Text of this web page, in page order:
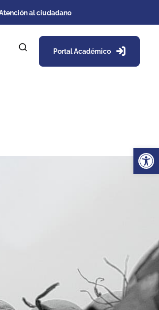
al ciudadano
Portal Académico